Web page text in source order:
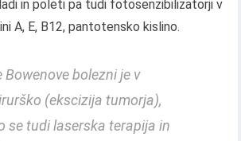
in poleti pa tudi fotosenzibilizatorji v
A, E, B12, pantotensko kislino.
Bowenove bolezni je v
(ekscizija tumorja),
se tudi laserska terapija in